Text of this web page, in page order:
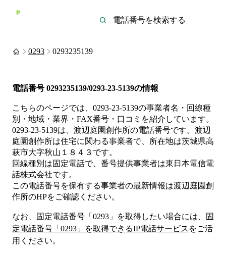
0293 0293235139
電話番号 0293235139/0293-23-5139の情報
こちらのページでは、 0293-23-5139の事業者名・回線種
別・地域・業界・FAX番号・口コミを紹介しています。
0293-23-5139は、 渡辺庭園創作所の電話番号です。 渡辺
庭園創作所は住宅に関わる事業者で、所在地は茨城県高
萩市大字秋山１８４３ です。
回線種別は固定電話で、番号提供事業者は東日本電信電
話株式会社です。
この電話番号を保有する事業者の最新情報は渡辺庭園創
作所のHPをご確認ください。
なお、固定電話番号「 0293 」を取得したい場合には、
固
定電話番号「 0293 」を取得できるIP電話サービス をご活
用ください。